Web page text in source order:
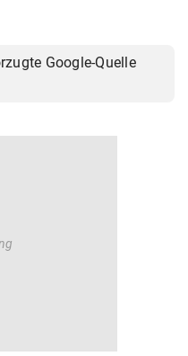
Google-Quelle